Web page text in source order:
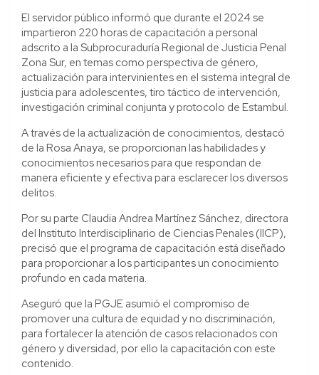
El servidor público informó que durante el 2024 se
impartieron 220 horas de capacitación a personal
adscrito a la Subprocuraduría Regional de Justicia Penal
Zona Sur, en temas como perspectiva de género,
actualización para intervinientes en el sistema integral de
justicia para adolescentes, tiro táctico de intervención,
investigación criminal conjunta y protocolo de Estambul.
A través de la actualización de conocimientos, destacó
de la Rosa Anaya, se proporcionan las habilidades y
conocimientos necesarios para que respondan de
manera eficiente y efectiva para esclarecer los diversos
delitos.
Por su parte Claudia Andrea Martínez Sánchez, directora
del Instituto Interdisciplinario de Ciencias Penales (IICP),
precisó que el programa de capacitación está diseñado
para proporcionar a los participantes un conocimiento
profundo en cada materia.
Aseguró que la PGJE asumió el compromiso de
promover una cultura de equidad y no discriminación,
para fortalecer la atención de casos relacionados con
género y diversidad, por ello la capacitación con este
contenido.